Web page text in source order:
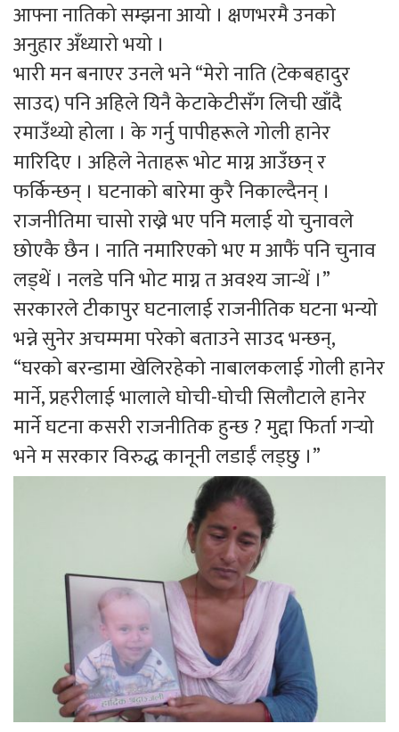
आफ्ना नातिको सम्झना आयो । क्षणभरमै उनको
अनुहार अँध्यारो भयो ।
भारी मन बनाएर उनले भने “मेरो नाति (टेकबहादुर
साउद) पनि अहिले यिनै केटाकेटीसँग लिची खाँदै
रमाउँथ्यो होला । के गर्नु पापीहरूले गोली हानेर
मारिदिए । अहिले नेताहरू भोट माग्न आउँछन् र
फर्किन्छन् । घटनाको बारेमा कुरै निकाल्दैनन् ।
राजनीतिमा चासो राख्ने भए पनि मलाई यो चुनावले
छोएकै छैन । नाति नमारिएको भए म आफैं पनि चुनाव
लड्थें । नलडे पनि भोट माग्न त अवश्य जान्थें ।”
सरकारले टीकापुर घटनालाई राजनीतिक घटना भन्यो
भन्ने सुनेर अचम्ममा परेको बताउने साउद भन्छन्,
“घरको बरन्डामा खेलिरहेको नाबालकलाई गोली हानेर
मार्ने, प्रहरीलाई भालाले घोची-घोची सिलौटाले हानेर
मार्ने घटना कसरी राजनीतिक हुन्छ ? मुद्दा फिर्ता गर्‍यो
भने म सरकार विरुद्ध कानूनी लडाईं लड्छु ।”